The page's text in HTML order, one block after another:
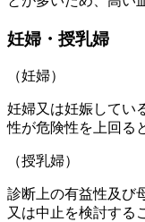
妊婦・授乳婦
（妊婦）
妊婦又は妊娠してい
性が危険性を上回る
（授乳婦）
診断上の有益性及び
又は中止を検討する